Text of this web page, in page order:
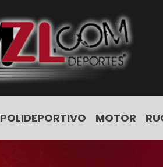
POLIDEPORTIVO MOTOR